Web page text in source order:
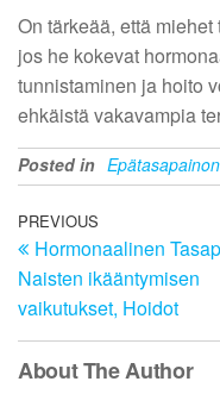
On tärkeää, että
jos he kokevat
tunnistaminen ja hoito
ehkäistä vakavampia
Posted in
Post
navigation
Previous
Post
PREVIOUS
Hormonaalinen
Naisten ikääntymisen
vaikutukset, Hoidot
About The Author